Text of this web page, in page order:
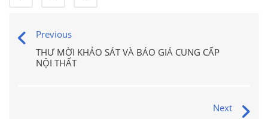
Previous
THƯ MỜI KHẢO SÁT VÀ BÁO GIÁ CUNG CẤP
NỘI THẤT
Next